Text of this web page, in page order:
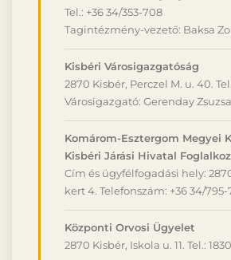
Tel.: +36 34/353-708
Tagintézmény-vezető: Baksa
Kisbéri Városigazgatóság
2870 Kisbér, Perczel M. u. 40.
Városigazgató: Gerenday
Komárom-Esztergom Megyei
Kisbéri Járási Hivatal
Cím és ügyfélfogadási hely:
kert 4. Telefonszám: +36 34/795-
Központi Orvosi Ügyelet
2870 Kisbér, Iskola u. 11. Tel.: 1830